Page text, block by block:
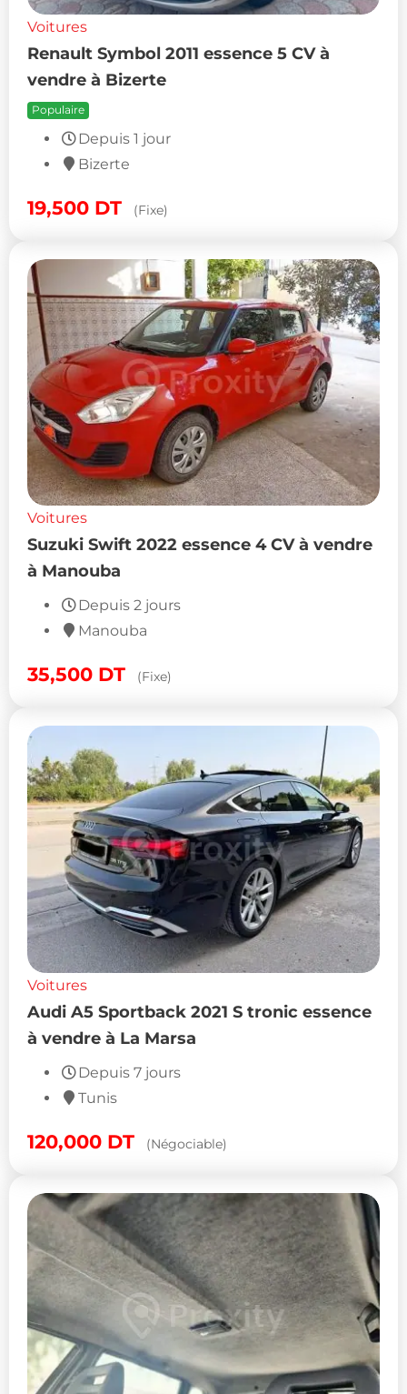
Voitures
Renault Symbol 2011 essence 5 CV à
vendre à Bizerte
Populaire
Depuis 1 jour
Bizerte
19,500 DT (Fixe)
Voitures
Suzuki Swift 2022 essence 4 CV à vendre
à Manouba
Depuis 2 jours
Manouba
35,500 DT (Fixe)
Voitures
Audi A5 Sportback 2021 S tronic essence
à vendre à La Marsa
Depuis 7 jours
Tunis
120,000 DT (Négociable)